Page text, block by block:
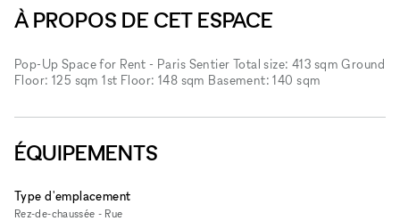
À PROPOS DE CET ESPACE
Pop-Up Space for Rent - Paris Sentier Total size: 413 sqm Ground
Floor: 125 sqm 1st Floor: 148 sqm Basement: 140 sqm
ÉQUIPEMENTS
Type d'emplacement
Rez-de-chaussée - Rue